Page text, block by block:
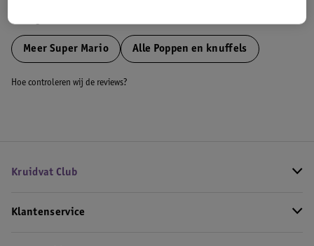
Meer Super Mario Alle Poppen en knuffels
Hoe controleren wij de reviews?
Kruidvat Club
Klantenservice